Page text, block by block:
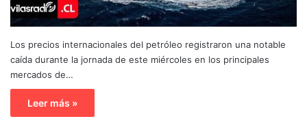
Los precios internacionales del petróleo registraron una notable
caída durante la jornada de este miércoles en los principales
mercados de…
Leer más »